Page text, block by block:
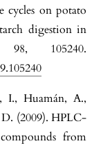
cycles on potato
digestion in
105240.
I., Huamán, A.,
(2009). HPLC-
from